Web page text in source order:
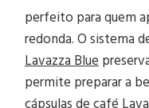
perfeito para quem
redonda. O sistema
Lavazza Blue
permite preparar a